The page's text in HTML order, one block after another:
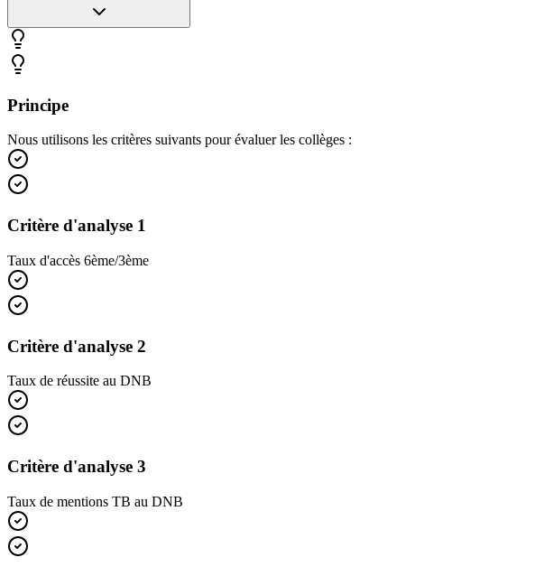
Principe
Nous utilisons les critères suivants pour évaluer les collèges :
Critère d'analyse 1
Taux d'accès 6ème/3ème
Critère d'analyse 2
Taux de réussite au DNB
Critère d'analyse 3
Taux de mentions TB au DNB